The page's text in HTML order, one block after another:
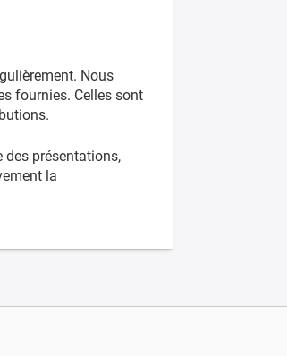
Nous
fournies. Celles sont
des présentations,
la